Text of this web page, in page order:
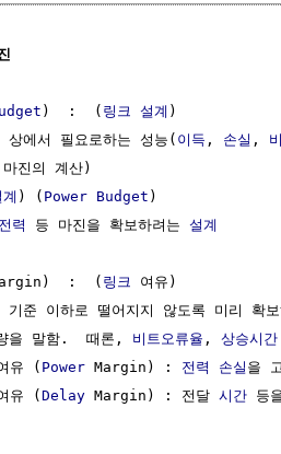
)  :  ( 링크 설계 )
상에서 필요로하는 성능( 이득 , 손실 ,
진의 계산)
) ( Power Budget )
전력 등 마진을 확보하려는 설계
:  (링크
여유)
기준 이하로 떨어지지 않도록 미리 확
을 말함.  때론, 비트오류율 , 상승시간
유 (Power Margin) : 전력 손실 을
유 (Delay Margin) : 전달 시간 등